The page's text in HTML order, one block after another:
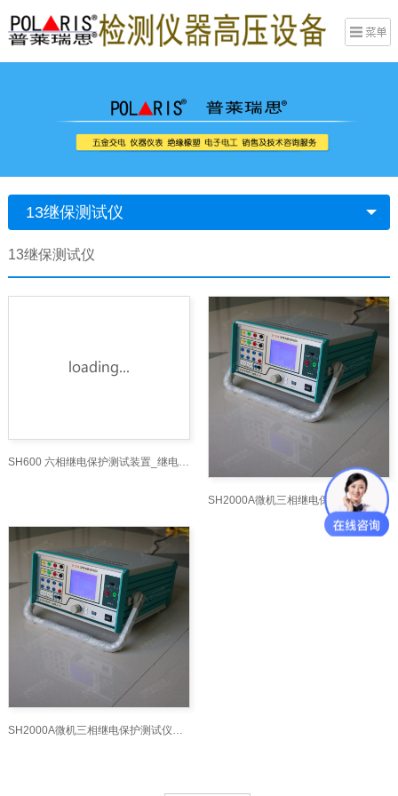
13继保测试仪
13继保测试仪
SH600 六相继电保护测试装置_继电保护测试仪网
SH2000A微机三相继电保护测试仪技术参数